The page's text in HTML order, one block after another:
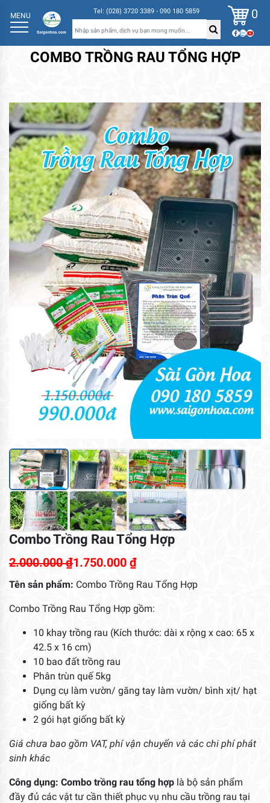
MENU Tel: (028) 3720 3389 - 090 180 5859 0
COMBO TRỒNG RAU TỔNG HỢP
Combo Trồng Rau Tổng Hợp
2.000.000₫1.750.000 ₫
Tên sản phẩm: Combo Trồng Rau Tổng Hợp
Combo Trồng Rau Tổng Hợp gồm:
10 khay trồng rau (Kích thước: dài x rộng x cao: 65 x
42.5 x 16 cm)
10 bao đất trồng rau
Phân trùn quế 5kg
Dụng cụ làm vườn/ găng tay làm vườn/ bình xịt/ hạt
giống bất kỳ
2 gói hạt giống bất kỳ
Giá chưa bao gồm VAT, phí vận chuyển và các chi phí phát
sinh khác
Công dụng: Combo trồng rau tổng hợp là bộ sản phẩm
đầy đủ các vật tư cần thiết phục vụ nhu cầu trồng rau tại